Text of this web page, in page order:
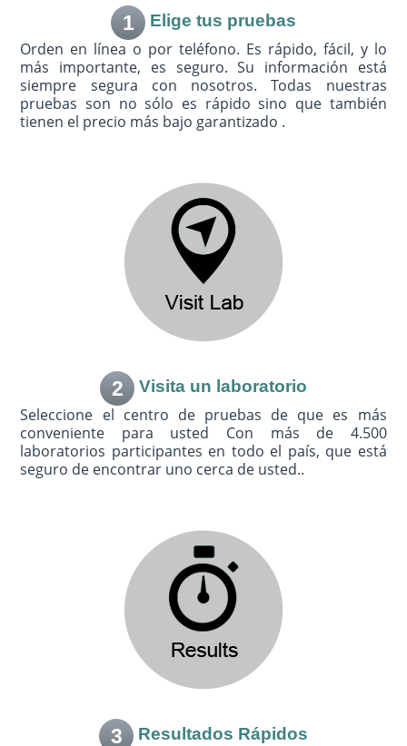
1 Elige tus pruebas
Orden en línea o por teléfono. Es rápido, fácil, y lo
más importante, es seguro. Su información está
siempre segura con nosotros. Todas nuestras
pruebas son no sólo es rápido sino que también
tienen el precio más bajo garantizado .
2 Visita un laboratorio
Seleccione el centro de pruebas de que es más
conveniente para usted Con más de 4.500
laboratorios participantes en todo el país, que está
seguro de encontrar uno cerca de usted..
3 Resultados Rápidos